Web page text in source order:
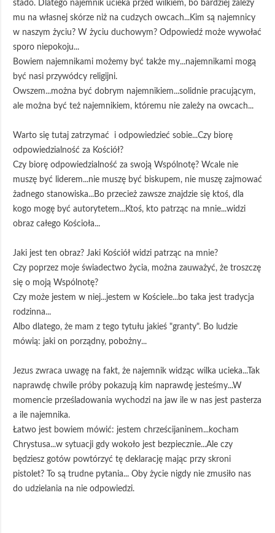
stado. Dlatego najemnik ucieka przed wilkiem, bo bardziej zależy
mu na własnej skórze niż na cudzych owcach...Kim są najemnicy
w naszym życiu? W życiu duchowym? Odpowiedź może wywołać
sporo niepokoju...
Bowiem najemnikami możemy być także my...najemnikami mogą
być nasi przywódcy religijni.
Owszem...można być dobrym najemnikiem...solidnie pracującym,
ale można być też najemnikiem, któremu nie zależy na owcach...
Warto się tutaj zatrzymać i odpowiedzieć sobie...Czy biorę
odpowiedzialność za Kościół?
Czy biorę odpowiedzialność za swoją Wspólnotę? Wcale nie
muszę być liderem...nie muszę być biskupem, nie muszę zajmować
żadnego stanowiska...Bo przecież zawsze znajdzie się ktoś, dla
kogo mogę być autorytetem...Ktoś, kto patrząc na mnie...widzi
obraz całego Kościoła...
Jaki jest ten obraz? Jaki Kościół widzi patrząc na mnie?
Czy poprzez moje świadectwo życia, można zauważyć, że troszczę
się o moją Wspólnotę?
Czy może jestem w niej...jestem w Kościele...bo taka jest tradycja
rodzinna...
Albo dlatego, że mam z tego tytułu jakieś "granty". Bo ludzie
mówią: jaki on porządny, pobożny...
Jezus zwraca uwagę na fakt, że najemnik widząc wilka ucieka...Tak
naprawdę chwile próby pokazują kim naprawdę jesteśmy...W
momencie prześladowania wychodzi na jaw ile w nas jest pasterza
a ile najemnika.
Łatwo jest bowiem mówić: jestem chrześcijaninem...kocham
Chrystusa...w sytuacji gdy wokoło jest bezpiecznie...Ale czy
będziesz gotów powtórzyć tę deklarację mając przy skroni
pistolet? To są trudne pytania... Oby życie nigdy nie zmusiło nas
do udzielania na nie odpowiedzi.